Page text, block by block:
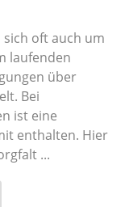
oft auch um
laufenden
über
Bei
ist eine
enthalten. Hier
...